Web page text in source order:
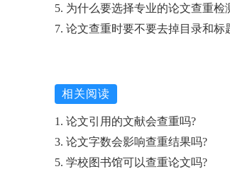
5. 为什么要选择专业的论文查重检
7. 论文查重时要不要去掉目录和标
相关阅读
1. 论文引用的文献会查重吗?
3. 论文字数会影响查重结果吗?
5. 学校图书馆可以查重论文吗?